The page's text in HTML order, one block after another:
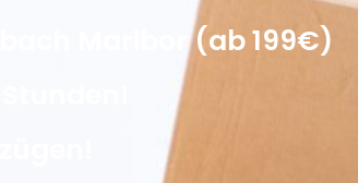
Maribor (ab 199€)